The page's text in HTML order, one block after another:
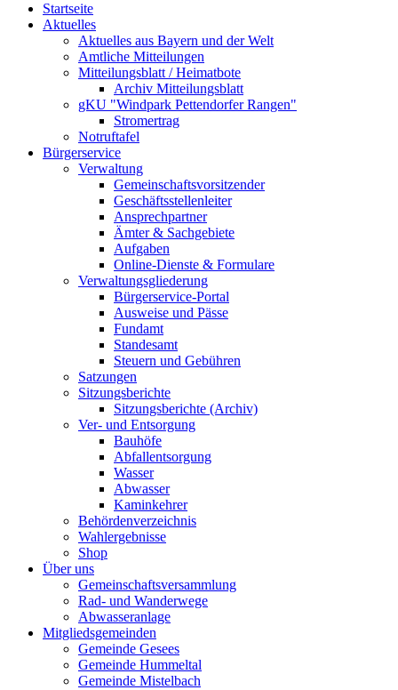
Startseite
Aktuelles
Aktuelles aus Bayern und der Welt
Amtliche Mitteilungen
Mitteilungsblatt / Heimatbote
Archiv Mitteilungsblatt
gKU "Windpark Pettendorfer Rangen"
Stromertrag
Notruftafel
Bürgerservice
Verwaltung
Gemeinschaftsvorsitzender
Geschäftsstellenleiter
Ansprechpartner
Ämter & Sachgebiete
Aufgaben
Online-Dienste & Formulare
Verwaltungsgliederung
Bürgerservice-Portal
Ausweise und Pässe
Fundamt
Standesamt
Steuern und Gebühren
Satzungen
Sitzungsberichte
Sitzungsberichte (Archiv)
Ver- und Entsorgung
Bauhöfe
Abfallentsorgung
Wasser
Abwasser
Kaminkehrer
Behördenverzeichnis
Wahlergebnisse
Shop
Über uns
Gemeinschaftsversammlung
Rad- und Wanderwege
Abwasseranlage
Mitgliedsgemeinden
Gemeinde Gesees
Gemeinde Hummeltal
Gemeinde Mistelbach